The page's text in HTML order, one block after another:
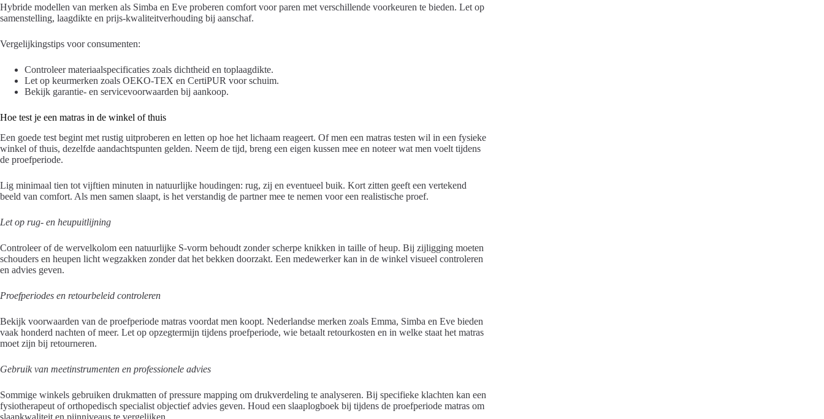
Hybride modellen van merken als Simba en Eve proberen comfort voor paren met verschillende voorkeuren te bieden. Let op
samenstelling, laagdikte en prijs-kwaliteitverhouding bij aanschaf.
Vergelijkingstips voor consumenten:
Controleer materiaalspecificaties zoals dichtheid en toplaagdikte.
Let op keurmerken zoals OEKO-TEX en CertiPUR voor schuim.
Bekijk garantie- en servicevoorwaarden bij aankoop.
Hoe test je een matras in de winkel of thuis
Een goede test begint met rustig uitproberen en letten op hoe het lichaam reageert. Of men een matras testen wil in een fysieke
winkel of thuis, dezelfde aandachtspunten gelden. Neem de tijd, breng een eigen kussen mee en noteer wat men voelt tijdens
de proefperiode.
Lig minimaal tien tot vijftien minuten in natuurlijke houdingen: rug, zij en eventueel buik. Kort zitten geeft een vertekend
beeld van comfort. Als men samen slaapt, is het verstandig de partner mee te nemen voor een realistische proef.
Let op rug- en heupuitlijning
Controleer of de wervelkolom een natuurlijke S-vorm behoudt zonder scherpe knikken in taille of heup. Bij zijligging moeten
schouders en heupen licht wegzakken zonder dat het bekken doorzakt. Een medewerker kan in de winkel visueel controleren
en advies geven.
Proefperiodes en retourbeleid controleren
Bekijk voorwaarden van de proefperiode matras voordat men koopt. Nederlandse merken zoals Emma, Simba en Eve bieden
vaak honderd nachten of meer. Let op opzegtermijn tijdens proefperiode, wie betaalt retourkosten en in welke staat het matras
moet zijn bij retourneren.
Gebruik van meetinstrumenten en professionele advies
Sommige winkels gebruiken drukmatten of pressure mapping om drukverdeling te analyseren. Bij specifieke klachten kan een
fysiotherapeut of orthopedisch specialist objectief advies geven. Houd een slaaplogboek bij tijdens de proefperiode matras om
slaapkwaliteit en pijnniveaus te vergelijken.